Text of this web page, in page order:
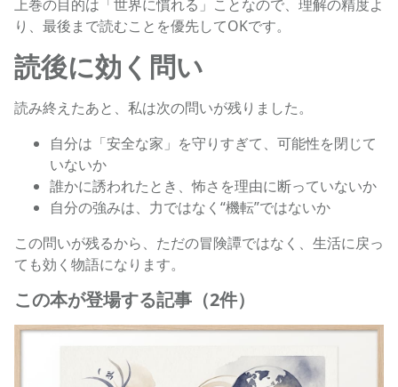
上巻の目的は「世界に慣れる」ことなので、理解の精度よ
り、最後まで読むことを優先してOKです。
読後に効く問い
読み終えたあと、私は次の問いが残りました。
自分は「安全な家」を守りすぎて、可能性を閉じて
いないか
誰かに誘われたとき、怖さを理由に断っていないか
自分の強みは、力ではなく“機転”ではないか
この問いが残るから、ただの冒険譚ではなく、生活に戻っ
ても効く物語になります。
この本が登場する記事（2件）